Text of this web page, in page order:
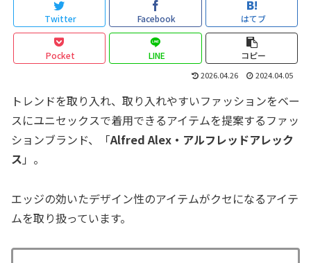
Twitter Facebook はてブ
Pocket LINE コピー
2026.04.26 2024.04.05
トレンドを取り入れ、取り入れやすいファッションをベー
スにユニセックスで着用できるアイテムを提案するファッ
ションブランド、「Alfred Alex・アルフレッドアレック
ス 」。
エッジの効いたデザイン性のアイテムがクセになるアイテ
ムを取り扱っています。